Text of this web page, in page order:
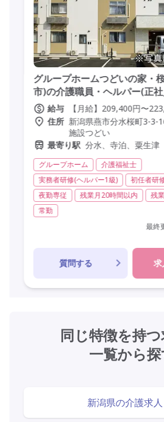
グループホームつどいの家・
市)の介護職員・ヘルパー(正
給与
【月給】209,400円〜
住所 新潟県燕市分水桜町3-
施設つどい
最寄り駅 分水、寺泊、粟生津
グループホーム
介護福祉士
実務者研修(ヘルパー1級)
初任者研
夜勤専従
残業月20時間以内
残
常勤
最終
質問する 求
同じ特徴を持
一覧から
新潟県の介護求人